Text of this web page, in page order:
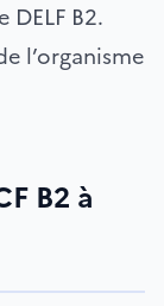
B2.
l’organisme
B2 à